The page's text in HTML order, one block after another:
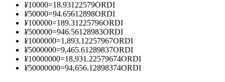
Informasi
¥10000=18.93122579ORDI
¥50000=94.65612898ORDI
¥100000=189.31225796ORDI
¥500000=946.56128983ORDI
¥1000000=1,893.12257967ORDI
¥5000000=9,465.61289837ORDI
¥10000000=18,931.22579674ORDI
¥50000000=94,656.12898374ORDI